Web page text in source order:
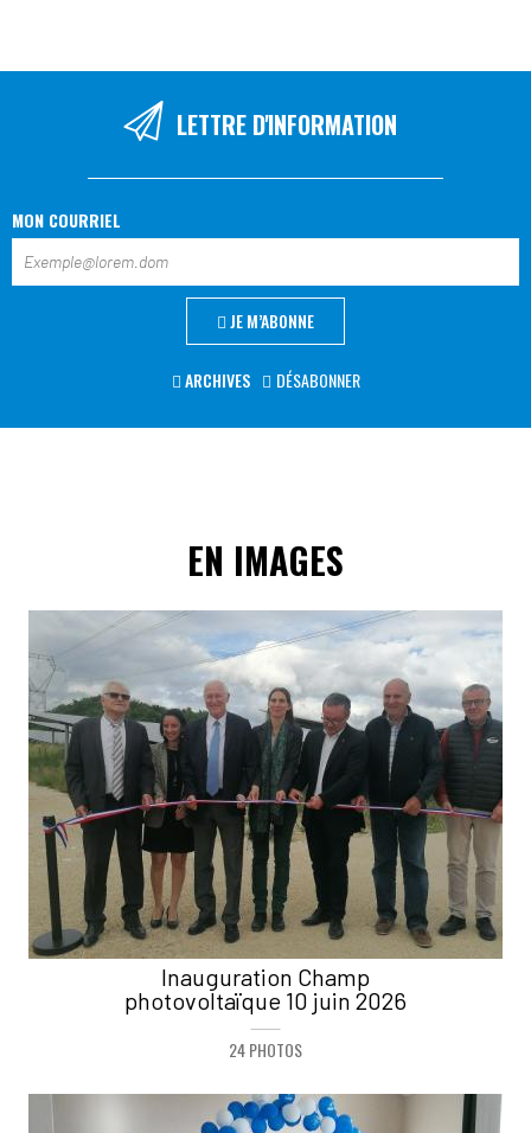
LETTRE D'INFORMATION
MON COURRIEL
JE M’ABONNE
ARCHIVES DÉSABONNER
EN IMAGES
Inauguration Champ
photovoltaïque 10 juin 2026
24 PHOTOS